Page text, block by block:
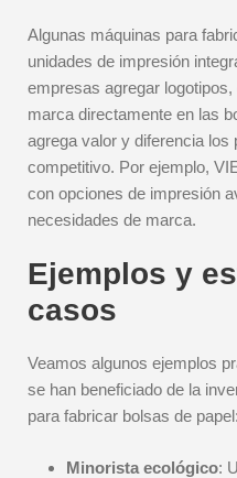
Algunas máquinas para
unidades de impresión
empresas agregar
marca directamente en las
agrega valor y diferencia
competitivo. Por ejemplo,
con opciones de impresión
necesidades de marca.
Ejemplos y
casos
Veamos algunos ejemplos
se han beneficiado de la
para fabricar bolsas de papel:
Minorista ecológico: